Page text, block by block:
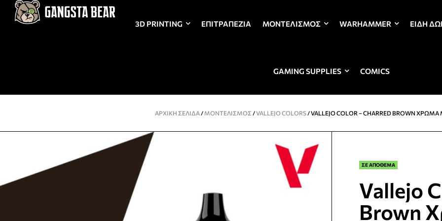
3D PRINTING ΕΠΙΤΡΑΠΈΖΙΑ ΜΟΝΤΕΛΙΣΜΌΣ WARHAMMER ΕΊΔΗ
GAMING SUPPLIES COMICS
ΑΡΧΙΚΉ ΣΕΛΊΔΑ/ ΜΟΝΤΕΛΙΣΜΌΣ /VALLEJO COLORS/ VALLEJO COLOR – CHARRED BROWN
ΣΕ ΑΠΟΘΕΜΑ
Vallejo
Brown